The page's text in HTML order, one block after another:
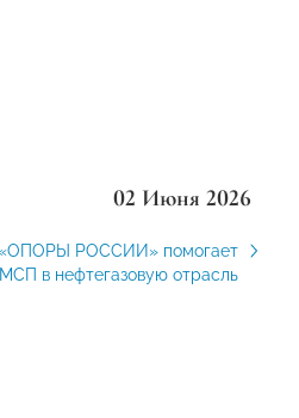
02 Июня 2026
«ОПОРЫ РОССИИ» помогает
в нефтегазовую отрасль